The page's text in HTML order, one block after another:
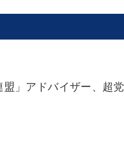
」アドバイザー、超党